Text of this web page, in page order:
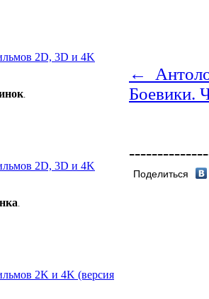
2D, 3D и 4K
к.
2D, 3D и 4K
ка.
2K и 4K (версия
←
Боевики.
Поделиться